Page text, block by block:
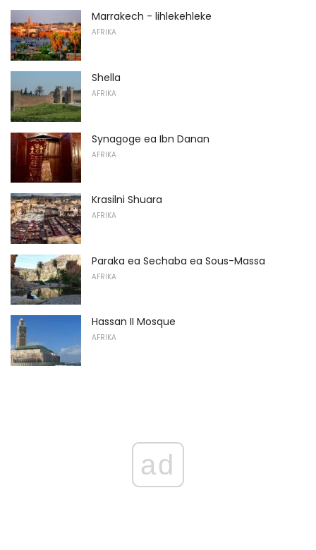
Marrakech - lihlekehleke
AFRIKA
Shella
AFRIKA
Synagoge ea Ibn Danan
AFRIKA
Krasilni Shuara
AFRIKA
Paraka ea Sechaba ea Sous-Massa
AFRIKA
Hassan II Mosque
AFRIKA
ad